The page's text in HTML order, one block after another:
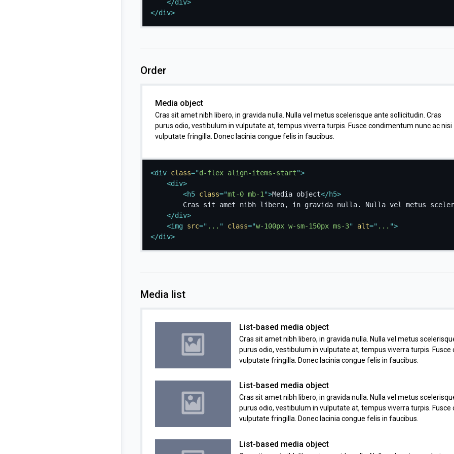
</div>
</div>
Order
Media object
Cras sit amet nibh libero, in gravida nulla. Nulla vel metus scelerisque ante sollicitudin. Cras
purus odio, vestibulum in vulputate at, tempus viverra turpis. Fusce condimentum nunc ac nisi
vulputate fringilla. Donec lacinia congue felis in faucibus.
<div class="d-flex align-items-start">
<div>
<h5 class="mt-0 mb-1 ">Media object</h5>
</div>
<img src=" ... " class="w-100px w-sm-150px ms-3" alt=" ... ">
</div>
Media list
List-based media object
Cras sit amet nibh libero, in gravida nulla. Nulla vel metus
purus odio, vestibulum in vulputate at, tempus viverra turpis.
vulputate fringilla. Donec lacinia congue felis in faucibus.
List-based media object
Cras sit amet nibh libero, in gravida nulla. Nulla vel metus
purus odio, vestibulum in vulputate at, tempus viverra turpis.
vulputate fringilla. Donec lacinia congue felis in faucibus.
List-based media object